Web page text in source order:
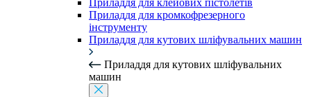
Приладдя для клейових пістолетів
Приладдя для кромкофрезерного
інструменту
Приладдя для кутових шліфувальних машин
Приладдя для кутових шліфувальних
машин